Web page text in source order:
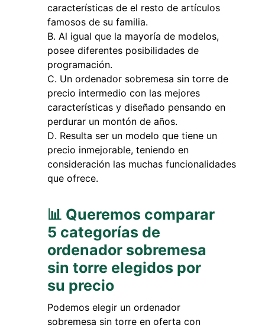
características de el resto de artículos
famosos de su familia.
Al igual que la mayoría de modelos,
posee diferentes posibilidades de
programación.
Un ordenador sobremesa sin torre de
precio intermedio con las mejores
características y diseñado pensando en
perdurar un montón de años.
Resulta ser un modelo que tiene un
precio inmejorable, teniendo en
consideración las muchas funcionalidades
que ofrece.
📊 Queremos comparar
5 categorías de
ordenador sobremesa
sin torre elegidos por
su precio
Podemos elegir un ordenador
sobremesa sin torre en oferta con